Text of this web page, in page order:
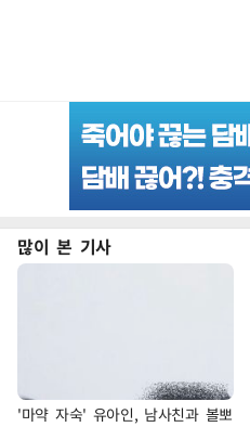
많이 본 기사
'마약 자숙' 유아인, 남사친과 볼뽀